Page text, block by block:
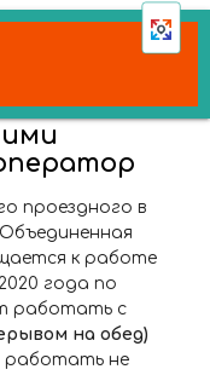
проездного в
к работе
года по
работать с
на обед)
работать не